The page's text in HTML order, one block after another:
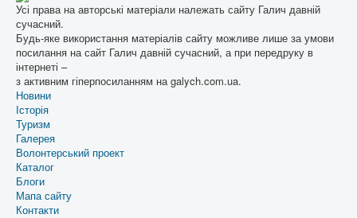
Усі права на авторські матеріали належать сайту Галич давній
сучасний.
Будь-яке використання матеріалів сайту можливе лише за умови
посилання на сайт Галич давній сучасний, а при передруку в
інтернеті –
з активним гіперпосиланням на galych.com.ua.
Новини
Історія
Туризм
Галерея
Волонтерський проект
Каталог
Блоги
Мапа сайту
Контакти